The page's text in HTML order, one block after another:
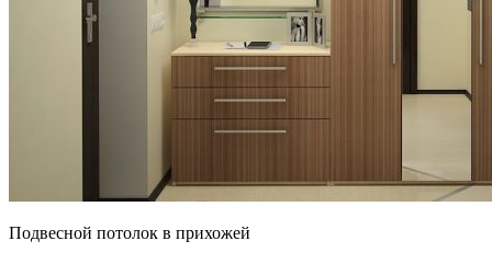
Подвесной потолок в прихожей